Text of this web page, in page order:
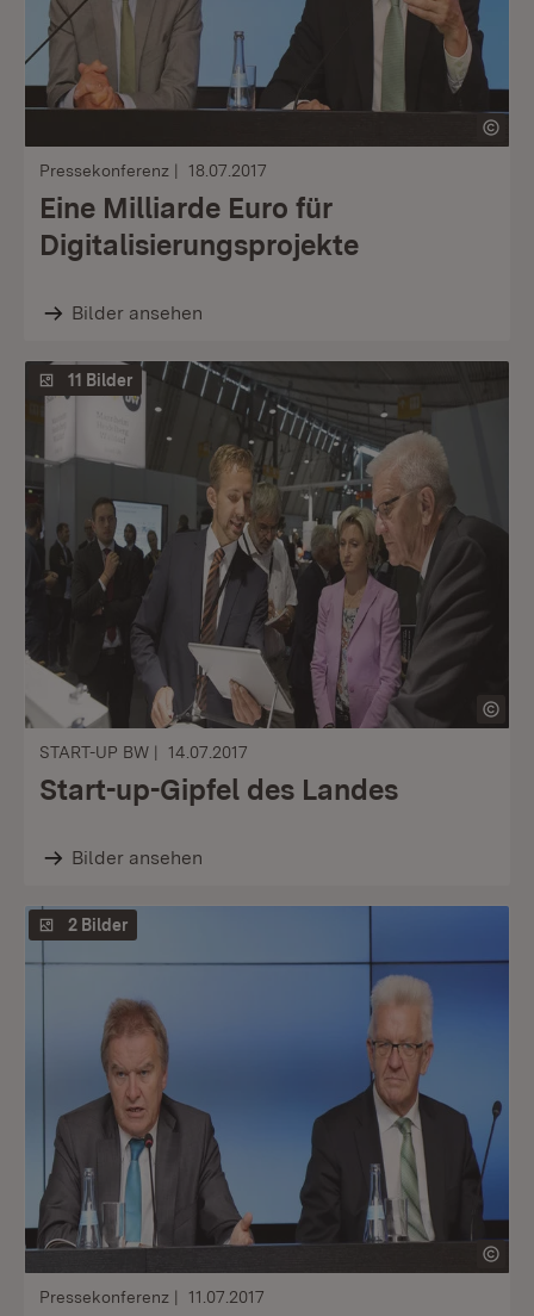
Pressekonferenz 18.07.2017
Eine Milliarde Euro für
Digitalisierungsprojekte
Bilder ansehen
11 Bilder
START-UP BW 14.07.2017
Start-up-Gipfel des Landes
Bilder ansehen
2 Bilder
Pressekonferenz 11.07.2017